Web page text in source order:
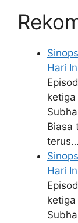
Hari
Biasa
terus…
Hari